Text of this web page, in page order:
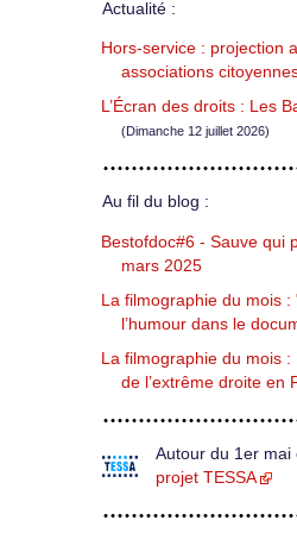
Actualité :
Hors-service : projection
associations
L’Écran des droits : Les
(Dimanche 12 juillet 2026)
Au fil du blog :
Bestofdoc#6 - Sauve qui
mars 2025
La filmographie du mois
l’humour dans le
La filmographie du mois
de l’extrême droite en
Autour du 1er mai
projet TESSA